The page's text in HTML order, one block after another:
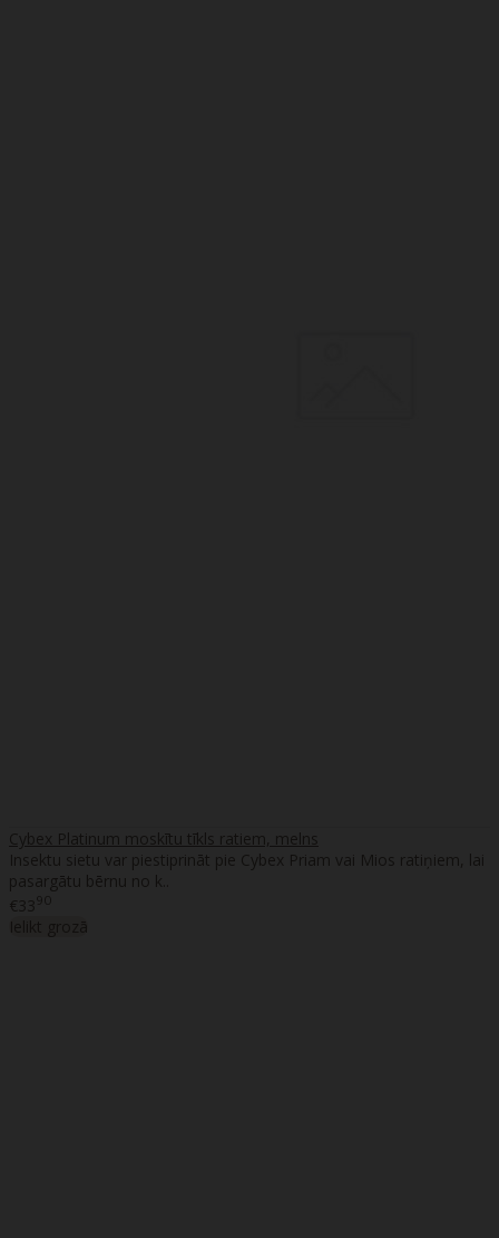
Cybex Platinum moskītu tīkls ratiem, melns
Insektu sietu var piestiprināt pie Cybex Priam vai Mios ratiņiem, lai
pasargātu bērnu no k..
€3390
Ielikt grozā